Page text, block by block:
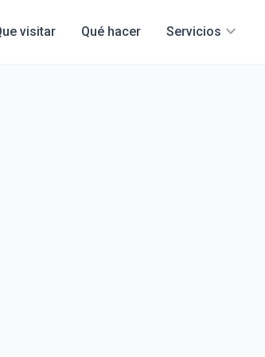
visitar Qué hacer Servicios expand_more